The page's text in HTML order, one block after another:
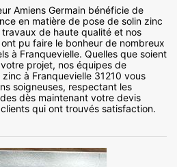
Amiens Germain bénéficie de
en matière de pose de solin zinc
de haute qualité et nos
pu faire le bonheur de nombreux
à Franquevielle. Quelles que soient
projet, nos équipes de
à Franquevielle 31210 vous
soigneuses, respectant les
dès maintenant votre devis
qui ont trouvés satisfaction.